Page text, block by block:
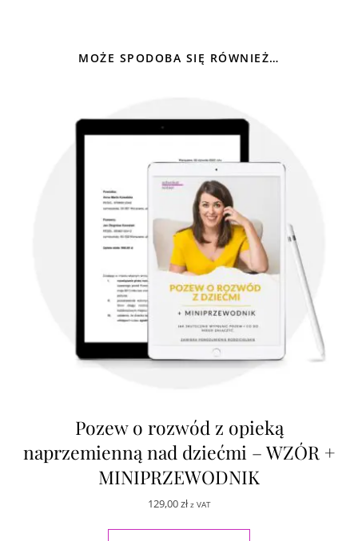
MOŻE SPODOBA SIĘ RÓWNIEŻ…
Pozew o rozwód z opieką
naprzemienną nad dziećmi – WZÓR +
MINIPRZEWODNIK
129,00zł z VAT